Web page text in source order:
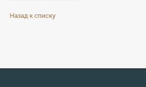
Назад к списку